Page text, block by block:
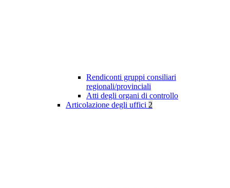
Rendiconti gruppi consiliari
regionali/provinciali
Atti degli organi di controllo
Articolazione degli uffici 2